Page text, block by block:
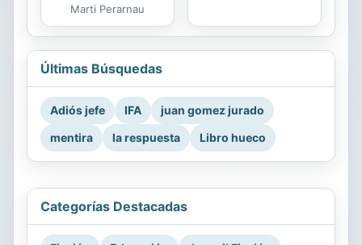
Marti Perarnau
Últimas Búsquedas
Adiós jefe IFA
juan gomez jurado
mentira
la respuesta Libro hueco
Categorías Destacadas